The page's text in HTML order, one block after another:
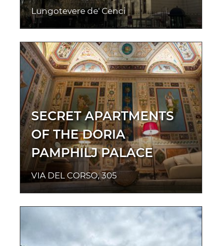
Lungotevere de' Cenci
SECRET APARTMENTS
OF THE DORIA
PAMPHILJ PALACE
VIA DEL CORSO, 305